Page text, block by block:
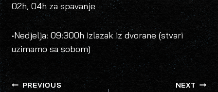
02h, 04h za spavanje
•Nedjelja: 09:300h izlazak iz dvorane (stvari
uzimamo sa sobom)
POST
PREVIOUS NEXT